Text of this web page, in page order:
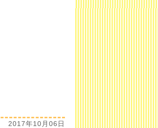
2017年10月06日